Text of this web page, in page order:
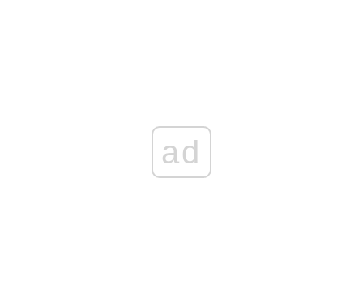
ad